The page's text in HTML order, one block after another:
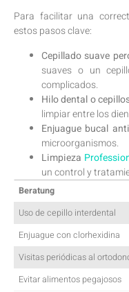
Para facilitar una
⁢estos pasos clave:
Cepillado suave⁢
suaves⁣ o un
‌complicados.
Hilo⁤ dental o
⁣limpiar entre los‍
Enjuague ‌bucal
microorganismos.
Limpieza​
un​ control⁤ y
Beratung
Uso ‍de⁢ cepillo interdental
Enjuague con clorhexidina
Visitas ‌periódicas al⁤
Evitar alimentos pegajosos